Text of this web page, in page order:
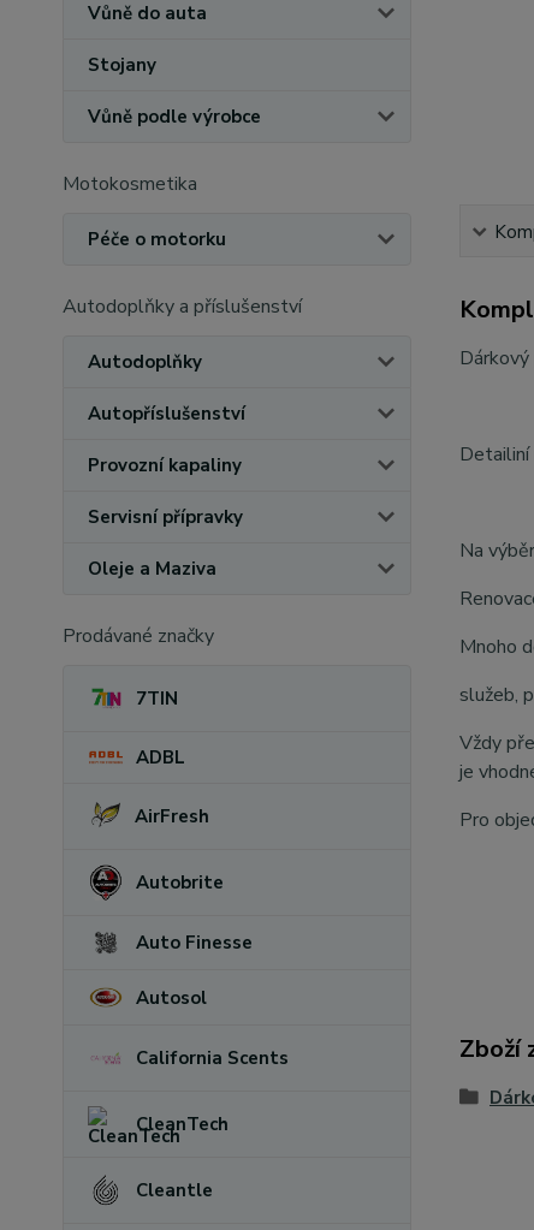
Vůně do auta
Stojany
Vůně podle výrobce
Motokosmetika
Péče o motorku
Autodoplňky a příslušenství
Autodoplňky
Autopříslušenství
Provozní kapaliny
Servisní přípravky
Oleje a Maziva
Prodávané značky
7TIN
ADBL
AirFresh
Autobrite
Auto Finesse
Autosol
California Scents
CleanTech
Cleantle
Detailiní
Na
Mnoho
služeb,
Vždy
je
Pro
Zboží